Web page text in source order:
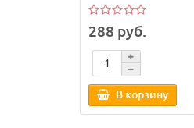
1
Комплектация:
молд - 1 шт
288 руб.
В корзину